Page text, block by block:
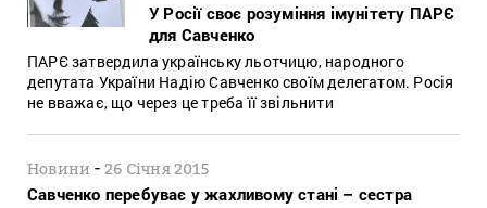
У Росії своє розуміння імунітету ПАРЄ
для Савченко
ПАРЄ затвердила українську льотчицю, народного
депутата України Надію Савченко своїм делегатом. Росія
не вважає, що через це треба її звільнити
Новини -26 Січня 2015
Савченко перебуває у жахливому стані – сестра